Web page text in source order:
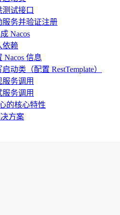
测试接口
服务并验证注册
Nacos
依赖
Nacos 信息
动类（配置 RestTemplate）
服务调用
服务调用
的核心特性
方案